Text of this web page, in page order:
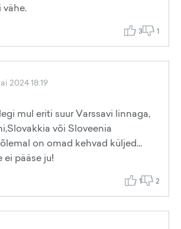
vähe.
3 1
2024 18:19
mul eriti suur Varssavi linnaga,
või Sloveenia
on omad kehvad küljed...
ei pääse ju!
1 2